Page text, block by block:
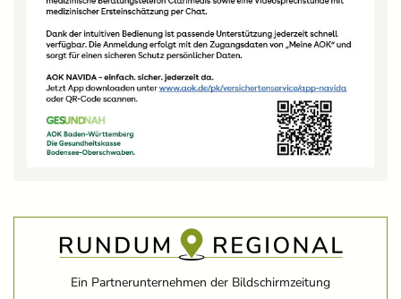
Ein Partnerunternehmen der Bildschirmzeitung